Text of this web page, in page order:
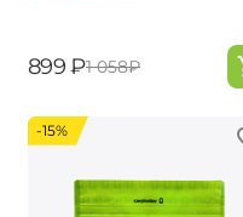
‍899‍ ₽‍1 058‍₽
-15%